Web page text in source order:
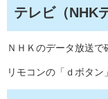
テレビ（NHK
ＮＨＫのデータ放送で
リモコンの「ｄボタン